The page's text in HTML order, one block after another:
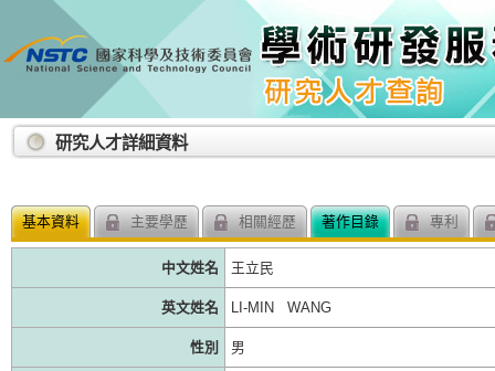
::: 研究人才詳細資料
基本資料 主要學歷 相關經歷 著作目錄 專利
中文姓名 王立民
英文姓名 LI-MIN WANG
性別 男